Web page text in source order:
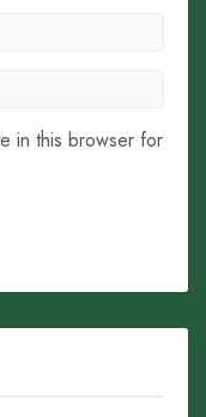
in this browser for